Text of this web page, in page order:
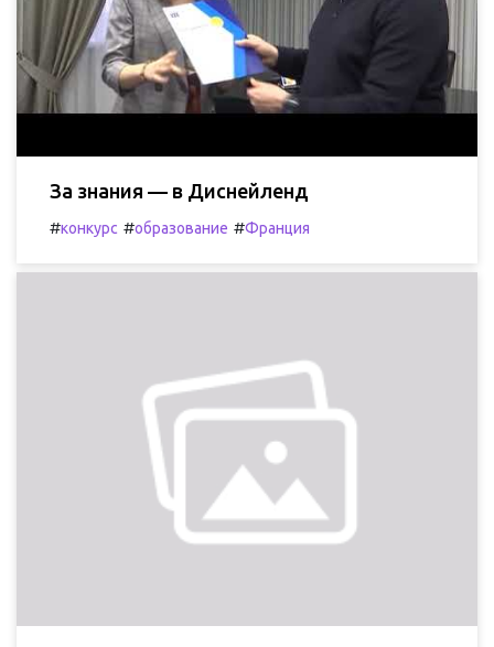
За знания — в Диснейленд
#конкурс #образование #Франция